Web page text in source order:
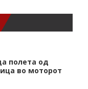
полета од
во моторот